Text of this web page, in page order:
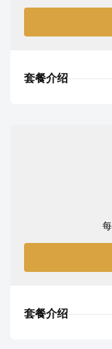
套餐介绍
套餐介绍